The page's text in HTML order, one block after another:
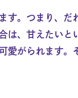
す。つまり、だ
は、甘えたいと
愛がられます。